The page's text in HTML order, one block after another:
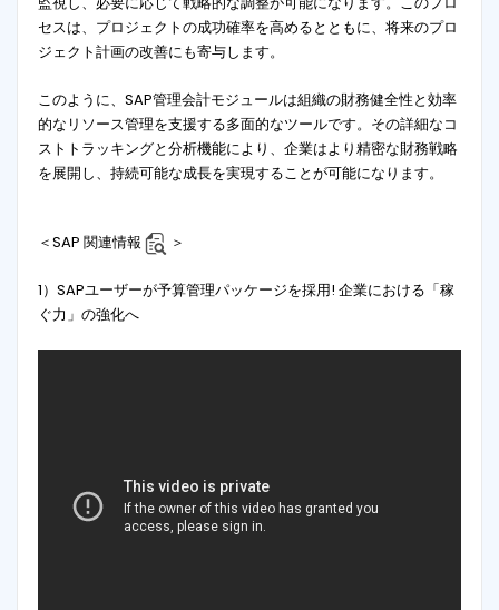
セスは、プロジェクトの成功確率を高めるとともに、将来のプロ
ジェクト計画の改善にも寄与します。
このように、SAP管理会計モジュールは組織の財務健全性と効率
的なリソース管理を支援する多面的なツールです。その詳細なコ
ストトラッキングと分析機能により、企業はより精密な財務戦略
を展開し、持続可能な成長を実現することが可能になります。
＜SAP 関連情報 ＞
1）SAPユーザーが予算管理パッケージを採用! 企業における「稼
ぐ力」の強化へ